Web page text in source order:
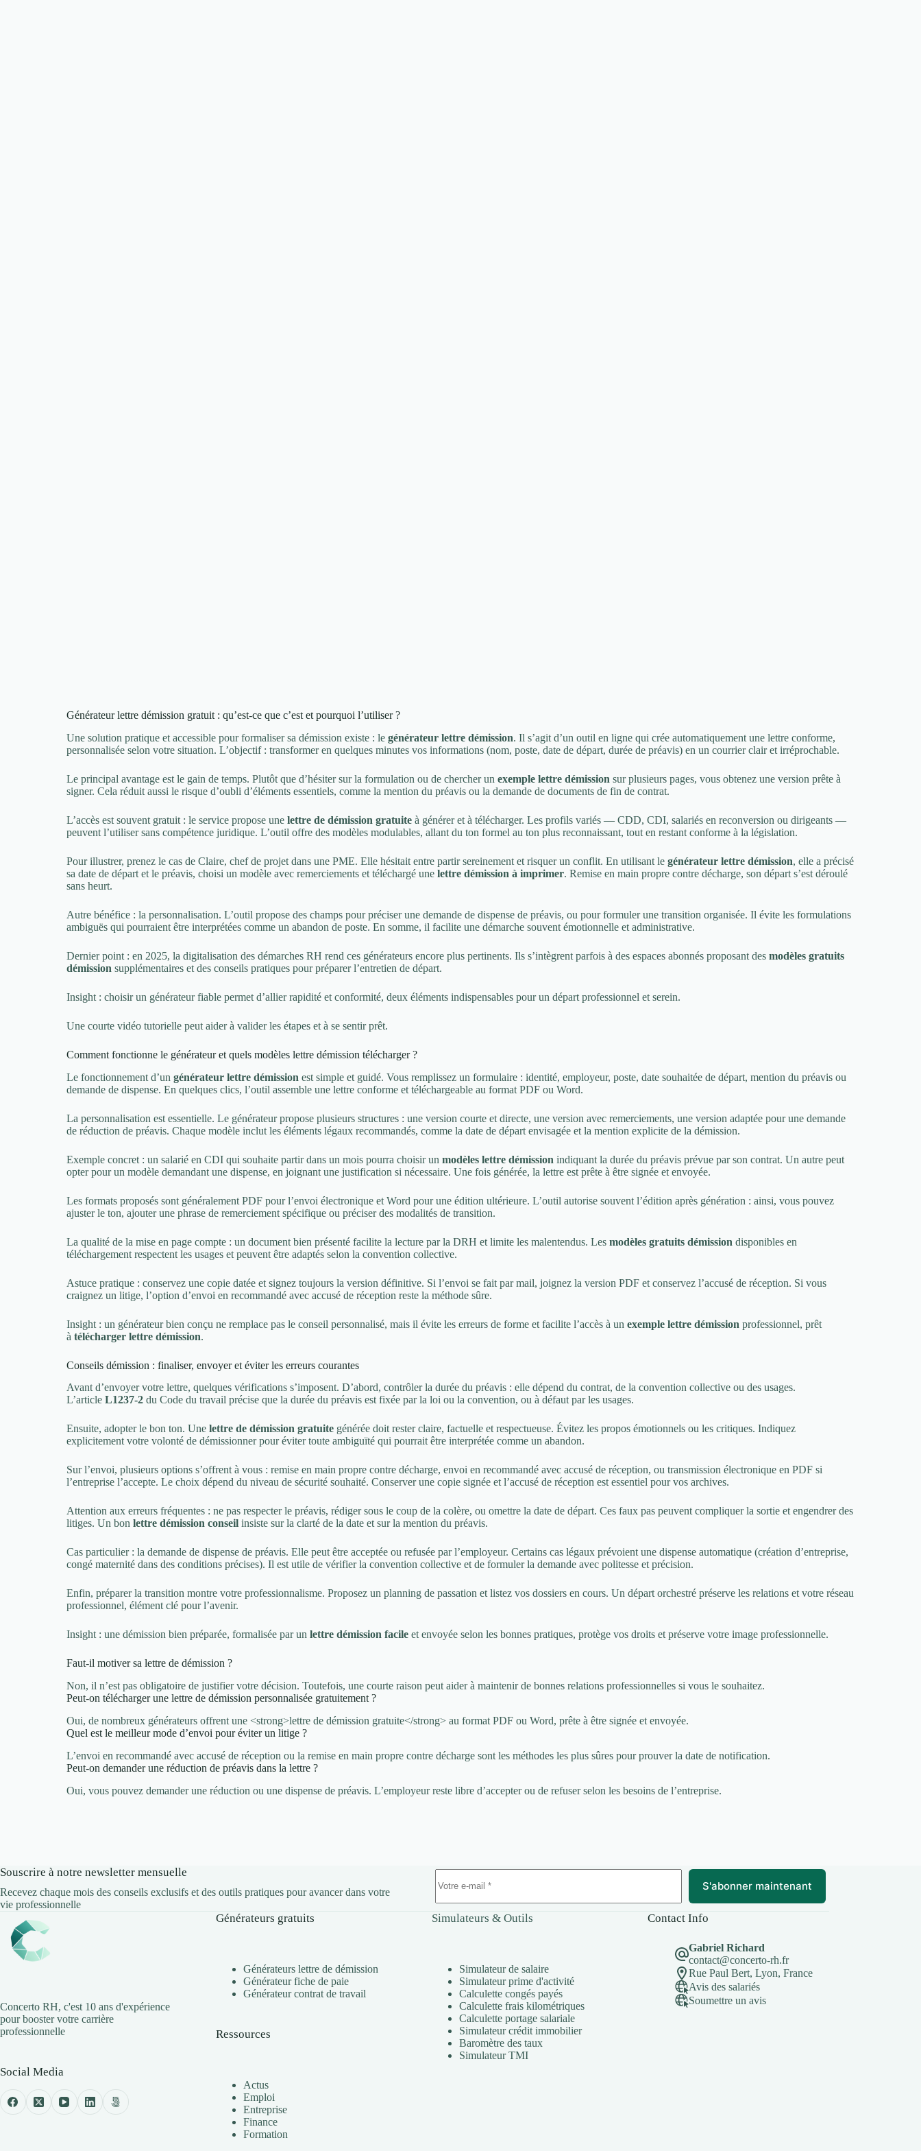
Générateur lettre démission gratuit : qu’est-ce que c’est et pourquoi l’utiliser ?
Une solution pratique et accessible pour formaliser sa démission existe : legénérateur lettre démission. Il s’agit d’un outil en ligne qui crée automatiquement une lettre conforme,
personnalisée selon votre situation. L’objectif : transformer en quelques minutes vos informations (nom, poste, date de départ, durée de préavis) en un courrier clair et irréprochable.
Le principal avantage est le gain de temps. Plutôt que d’hésiter sur la formulation ou de chercher unexemple lettre démission sur plusieurs pages, vous obtenez une version prête à
signer. Cela réduit aussi le risque d’oubli d’éléments essentiels, comme la mention du préavis ou la demande de documents de fin de contrat.
L’accès est souvent gratuit : le service propose unelettre de démission gratuite à générer et à télécharger. Les profils variés — CDD, CDI, salariés en reconversion ou dirigeants —
peuvent l’utiliser sans compétence juridique. L’outil offre des modèles modulables, allant du ton formel au ton plus reconnaissant, tout en restant conforme à la législation.
Pour illustrer, prenez le cas de Claire, chef de projet dans une PME. Elle hésitait entre partir sereinement et risquer un conflit. En utilisant legénérateur lettre démission, elle a précisé
sa date de départ et le préavis, choisi un modèle avec remerciements et téléchargé unelettre démission à imprimer. Remise en main propre contre décharge, son départ s’est déroulé
sans heurt.
Autre bénéfice : la personnalisation. L’outil propose des champs pour préciser une demande de dispense de préavis, ou pour formuler une transition organisée. Il évite les formulations
ambiguës qui pourraient être interprétées comme un abandon de poste. En somme, il facilite une démarche souvent émotionnelle et administrative.
Dernier point : en 2025, la digitalisation des démarches RH rend ces générateurs encore plus pertinents. Ils s’intègrent parfois à des espaces abonnés proposant desmodèles gratuits
démission supplémentaires et des conseils pratiques pour préparer l’entretien de départ.
Insight : choisir un générateur fiable permet d’allier rapidité et conformité, deux éléments indispensables pour un départ professionnel et serein.
Une courte vidéo tutorielle peut aider à valider les étapes et à se sentir prêt.
Comment fonctionne le générateur et quels modèles lettre démission télécharger ?
Le fonctionnement d’ungénérateur lettre démission est simple et guidé. Vous remplissez un formulaire : identité, employeur, poste, date souhaitée de départ, mention du préavis ou
demande de dispense. En quelques clics, l’outil assemble une lettre conforme et téléchargeable au format PDF ou Word.
La personnalisation est essentielle. Le générateur propose plusieurs structures : une version courte et directe, une version avec remerciements, une version adaptée pour une demande
de réduction de préavis. Chaque modèle inclut les éléments légaux recommandés, comme la date de départ envisagée et la mention explicite de la démission.
Exemple concret : un salarié en CDI qui souhaite partir dans un mois pourra choisir unmodèles lettre démission indiquant la durée du préavis prévue par son contrat. Un autre peut
opter pour un modèle demandant une dispense, en joignant une justification si nécessaire. Une fois générée, la lettre est prête à être signée et envoyée.
Les formats proposés sont généralement PDF pour l’envoi électronique et Word pour une édition ultérieure. L’outil autorise souvent l’édition après génération : ainsi, vous pouvez
ajuster le ton, ajouter une phrase de remerciement spécifique ou préciser des modalités de transition.
La qualité de la mise en page compte : un document bien présenté facilite la lecture par la DRH et limite les malentendus. Lesmodèles gratuits démission disponibles en
téléchargement respectent les usages et peuvent être adaptés selon la convention collective.
Astuce pratique : conservez une copie datée et signez toujours la version définitive. Si l’envoi se fait par mail, joignez la version PDF et conservez l’accusé de réception. Si vous
craignez un litige, l’option d’envoi en recommandé avec accusé de réception reste la méthode sûre.
Insight : un générateur bien conçu ne remplace pas le conseil personnalisé, mais il évite les erreurs de forme et facilite l’accès à unexemple lettre démission professionnel, prêt
àtélécharger lettre démission.
Conseils démission : finaliser, envoyer et éviter les erreurs courantes
Avant d’envoyer votre lettre, quelques vérifications s’imposent. D’abord, contrôler la durée du préavis : elle dépend du contrat, de la convention collective ou des usages.
L’articleL1237-2 du Code du travail précise que la durée du préavis est fixée par la loi ou la convention, ou à défaut par les usages.
Ensuite, adopter le bon ton. Unelettre de démission gratuite générée doit rester claire, factuelle et respectueuse. Évitez les propos émotionnels ou les critiques. Indiquez
explicitement votre volonté de démissionner pour éviter toute ambiguïté qui pourrait être interprétée comme un abandon.
Sur l’envoi, plusieurs options s’offrent à vous : remise en main propre contre décharge, envoi en recommandé avec accusé de réception, ou transmission électronique en PDF si
l’entreprise l’accepte. Le choix dépend du niveau de sécurité souhaité. Conserver une copie signée et l’accusé de réception est essentiel pour vos archives.
Attention aux erreurs fréquentes : ne pas respecter le préavis, rédiger sous le coup de la colère, ou omettre la date de départ. Ces faux pas peuvent compliquer la sortie et engendrer des
litiges. Un bonlettre démission conseil insiste sur la clarté de la date et sur la mention du préavis.
Cas particulier : la demande de dispense de préavis. Elle peut être acceptée ou refusée par l’employeur. Certains cas légaux prévoient une dispense automatique (création d’entreprise,
congé maternité dans des conditions précises). Il est utile de vérifier la convention collective et de formuler la demande avec politesse et précision.
Enfin, préparer la transition montre votre professionnalisme. Proposez un planning de passation et listez vos dossiers en cours. Un départ orchestré préserve les relations et votre réseau
professionnel, élément clé pour l’avenir.
Insight : une démission bien préparée, formalisée par unlettre démission facile et envoyée selon les bonnes pratiques, protège vos droits et préserve votre image professionnelle.
Faut-il motiver sa lettre de démission ?
Non, il n’est pas obligatoire de justifier votre décision. Toutefois, une courte raison peut aider à maintenir de bonnes relations professionnelles si vous le souhaitez.
Peut-on télécharger une lettre de démission personnalisée gratuitement ?
Oui, de nombreux générateurs offrent une <strong>lettre de démission gratuite</strong> au format PDF ou Word, prête à être signée et envoyée.
Quel est le meilleur mode d’envoi pour éviter un litige ?
L’envoi en recommandé avec accusé de réception ou la remise en main propre contre décharge sont les méthodes les plus sûres pour prouver la date de notification.
Peut-on demander une réduction de préavis dans la lettre ?
Oui, vous pouvez demander une réduction ou une dispense de préavis. L’employeur reste libre d’accepter ou de refuser selon les besoins de l’entreprise.
Souscrire à notre newsletter mensuelle
Recevez chaque mois des conseils exclusifs et des outils pratiques pour avancer dans votre
vie professionnelle
S'abonner maintenant
Concerto RH, c'est 10 ans d'expérience
pour booster votre carrière
professionnelle
Social Media
Générateurs gratuits
Générateurs lettre de démission
Générateur fiche de paie
Générateur contrat de travail
Ressources
Actus
Emploi
Entreprise
Finance
Formation
Simulateurs & Outils
Simulateur de salaire
Simulateur prime d'activité
Calculette congés payés
Calculette frais kilométriques
Calculette portage salariale
Simulateur crédit immobilier
Baromètre des taux
Simulateur TMI
Contact Info
Gabriel Richard
contact@concerto-rh.fr
Rue Paul Bert, Lyon, France
Avis des salariés
Soumettre un avis